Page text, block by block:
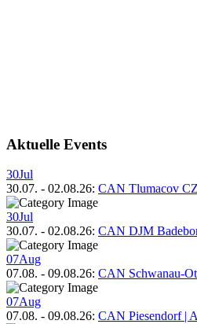
Aktuelle Events
30Jul
30.07. - 02.08.26: CAN Tlumacov
30Jul
30.07. - 02.08.26: CAN DJM
07Aug
07.08. - 09.08.26: CAN Schwanau-
07Aug
07.08. - 09.08.26: CAN Piesendorf |